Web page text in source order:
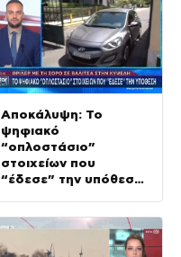
Αποκάλυψη: Το
ψηφιακό
“οπλοστάσιο”
στοιχείων που
“έδεσε” την υπόθεση